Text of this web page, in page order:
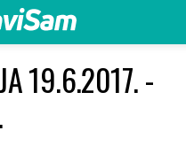
19.6.2017. -